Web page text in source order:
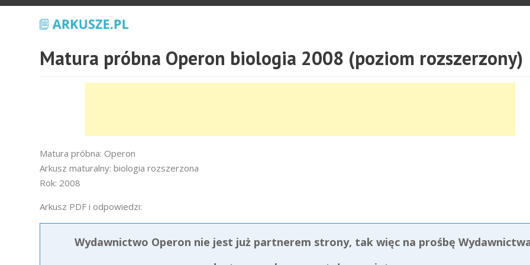
Matura próbna Operon biologia 2008 (poziom rozszerzony)
Matura próbna: Operon
Arkusz maturalny: biologia rozszerzona
Rok: 2008
Arkusz PDF i odpowiedzi:
Wydawnictwo Operon nie jest już partnerem strony, tak więc na prośbę